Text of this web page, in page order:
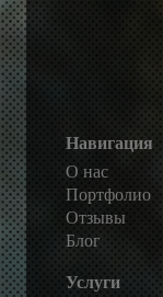
Навигация
О нас
Портфолио
Отзывы
Блог
Услуги